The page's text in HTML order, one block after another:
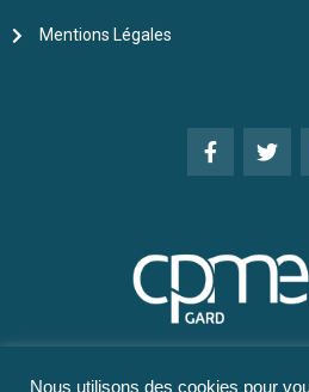
Mentions Légales
Nous utilisons des cookies pour